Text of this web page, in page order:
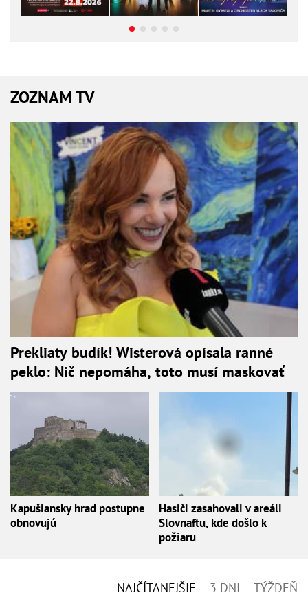
ZOZNAM TV
Prekliaty budík! Wisterová opísala ranné
peklo: Nič nepomáha, toto musí maskovať
Kapušiansky hrad postupne
obnovujú
Hasiči zasahovali v areáli
Slovnaftu, kde došlo k
požiaru
NAJČÍTANEJŠIE 3 DNI TÝŽDEŇ